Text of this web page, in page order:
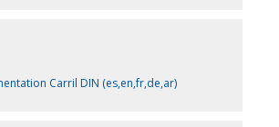
Carril DIN (es,en,fr,de,ar)